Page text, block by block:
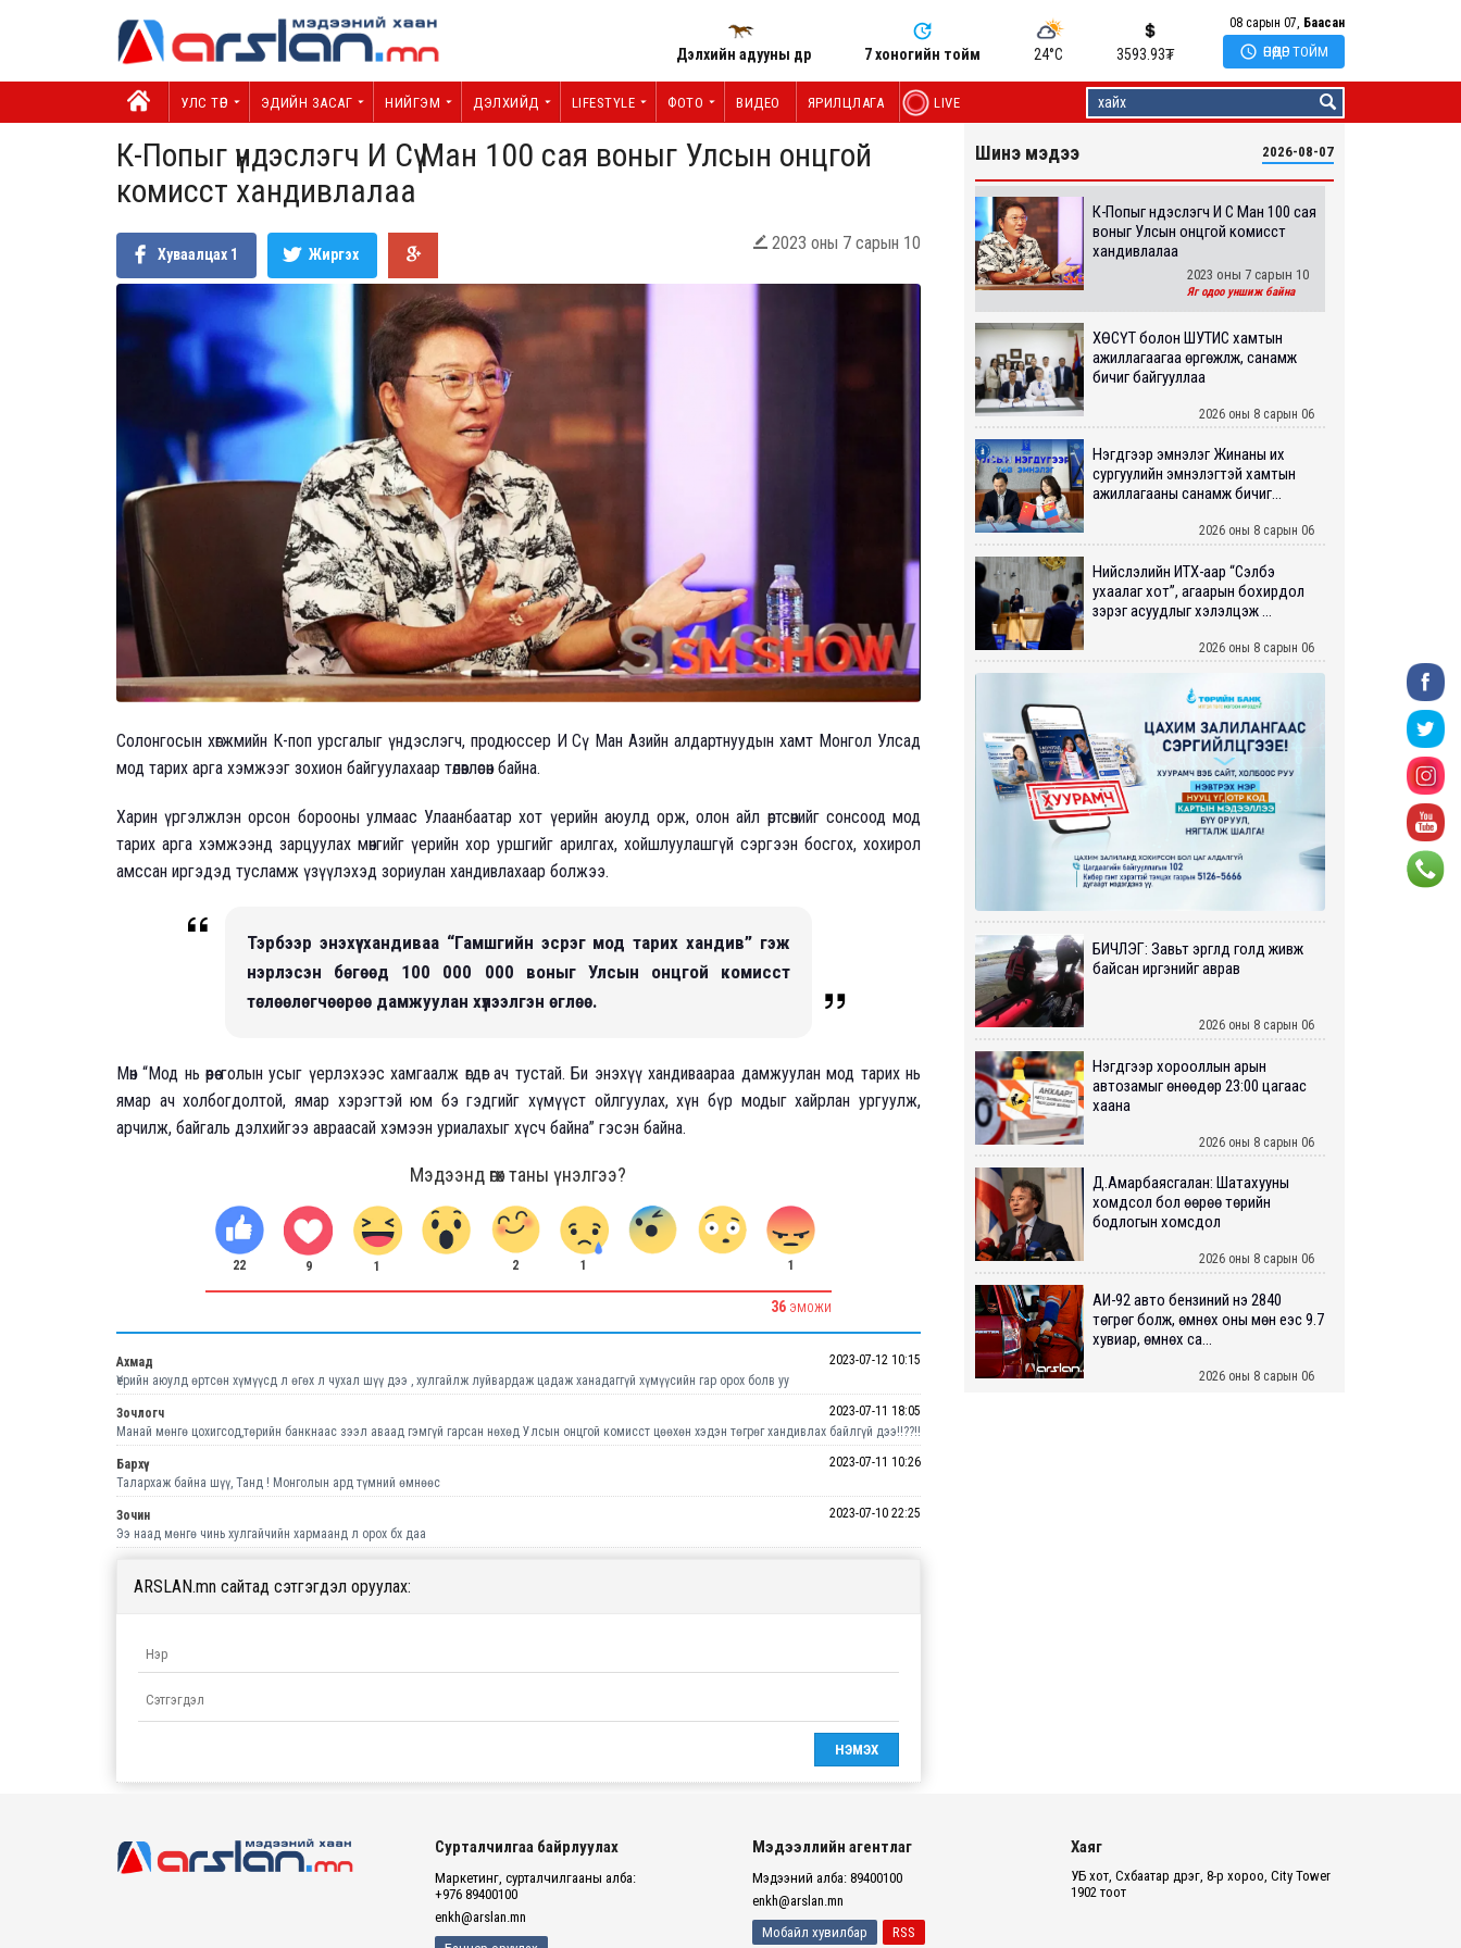
Дэлхийн адууны өдөр 7 хоногийн тойм 24°C 3593.93₮
08 сарын 07, Баасан
 ӨНӨӨДӨР ТОЙМ
УЛС ТӨР ЭДИЙН ЗАСАГ НИЙГЭМ ДЭЛХИЙД LIFESTYLE ФОТО ВИДЕО ЯРИЛЦЛАГА LIVE
К-Попыг үндэслэгч И Сү Ман 100 сая воныг Улсын онцгой
комисст хандивлалаа
Хуваалцах 1 Жиргэх
 2023 оны 7 сарын 10
Солонгосын хөгжмийн К-поп урсгалыг үндэслэгч, продюссер И Сү Ман Азийн алдартнуудын хамт Монгол Улсад
мод тарих арга хэмжээг зохион байгуулахаар төлөвлөсөн байна.
Харин үргэлжлэн орсон борооны улмаас Улаанбаатар хот үерийн аюулд орж, олон айл өртсөнийг сонсоод мод
тарих арга хэмжээнд зарцуулах мөнгийг үерийн хор уршгийг арилгах, хойшлуулашгүй сэргээн босгох, хохирол
амссан иргэдэд тусламж үзүүлэхэд зориулан хандивлахаар болжээ.
Тэрбээр энэхүү хандиваа “Гамшгийн эсрэг мод тарих хандив” гэж
нэрлэсэн бөгөөд 100 000 000 воныг Улсын онцгой комисст
төлөөлөгчөөрөө дамжуулан хүлээлгэн өглөө.
Мөн “Мод нь өөрөө голын усыг үерлэхээс хамгаалж өгдөг ач тустай. Би энэхүү хандиваараа дамжуулан мод тарих нь
ямар ач холбогдолтой, ямар хэрэгтэй юм бэ гэдгийг хүмүүст ойлгуулах, хүн бүр модыг хайрлан ургуулж,
арчилж, байгаль дэлхийгээ авраасай хэмээн уриалахыг хүсч байна” гэсэн байна.
Мэдээнд өгөх таны үнэлгээ?
22 9 1 2 1 1
36 ЭМОЖИ
Ахмад
2023-07-12 10:15
Үерийн аюулд өртсөн хүмүүсд л өгөх л чухал шүү дээ , хулгайлж луйвардаж цадаж ханадаггүй хүмүүсийн гар орох болв уу
Зочлогч
2023-07-11 18:05
Манай мөнгө цохигсод,төрийн банкнаас зээл аваад гэмгүй гарсан нөхөд Улсын онцгой комисст цөөхөн хэдэн төгрөг хандивлах байлгүй дээ!!??!!
Бархүү
2023-07-11 10:26
Талархаж байна шүү, Танд ! Монголын ард түмний өмнөөс
Зочин
2023-07-10 22:25
Ээ наад мөнгө чинь хулгайчийн хармаанд л орох бх даа
ARSLAN.mn сайтад сэтгэгдэл оруулах:
Шинэ мэдээ 2026-08-07
К-Попыг үндэслэгч И Сү Ман 100 сая
воныг Улсын онцгой комисст
хандивлалаа
2023 оны 7 сарын 10
Яг одоо уншиж байна
ХӨСҮТ болон ШУТИС хамтын
ажиллагаагаа өргөжүүлж, санамж
бичиг байгууллаа
2026 оны 8 сарын 06
Нэгдүгээр эмнэлэг Жинаны их
сургуулийн эмнэлэгтэй хамтын
ажиллагааны санамж бичиг...
2026 оны 8 сарын 06
Нийслэлийн ИТХ-аар “Сэлбэ
ухаалаг хот”, агаарын бохирдол
зэрэг асуудлыг хэлэлцэж ...
2026 оны 8 сарын 06
БИЧЛЭГ: Завьт эргүүлүүд голд живж
байсан иргэнийг аврав
2026 оны 8 сарын 06
Нэгдүгээр хорооллын арын
автозамыг өнөөдөр 23:00 цагаас
хаана
2026 оны 8 сарын 06
Д.Амарбаясгалан: Шатахууны
хомдсол бол өөрөө төрийн
бодлогын хомсдол
2026 оны 8 сарын 06
АИ-92 авто бензиний үнэ 2840
төгрөг болж, өмнөх оны мөн үеэс 9.7
хувиар, өмнөх са...
2026 оны 8 сарын 06
Монгол-Алтай, Хөвсгөлийн
уулархаг нутаг, Дорнод-
Сурталчилгаа байрлуулах
Маркетинг, сурталчилгааны алба:
+976 89400100
enkh@arslan.mn
Мэдээллийн агентлаг
Мэдээний алба: 89400100
enkh@arslan.mn
Мобайл хувилбар
RSS
Хаяг
УБ хот, Сүхбаатар дүүрэг, 8-р хороо, City Tower
1902 тоот